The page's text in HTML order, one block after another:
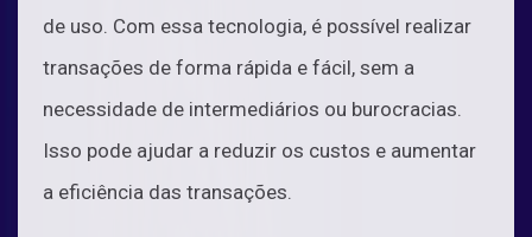
de uso. Com essa tecnologia, é possível realizar
transações de forma rápida e fácil, sem a
necessidade de intermediários ou burocracias.
Isso pode ajudar a reduzir os custos e aumentar
a eficiência das transações.